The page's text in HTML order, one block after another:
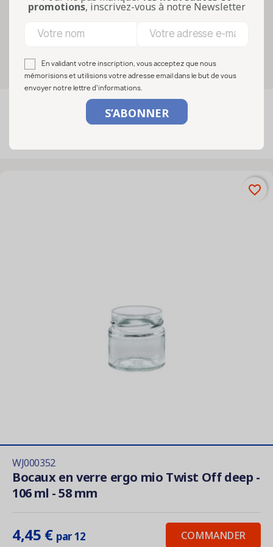
ou aliments en vrac, ils offrent ...
Lire la suite
Sélectionnez vos options
Pertinence
Affichage 1-50 de 68 article(s)
WJ000352
Bocaux en verre ergo mio Twist Off deep -
106 ml - 58 mm
4,45 € par 12 COMMANDER
favorite_border
promotions, inscrivez-vous à notre Newsletter
En validant votre inscription, vous acceptez que nous
mémorisions et utilisions votre adresse email dans le but de vous
envoyer notre lettre d’informations.